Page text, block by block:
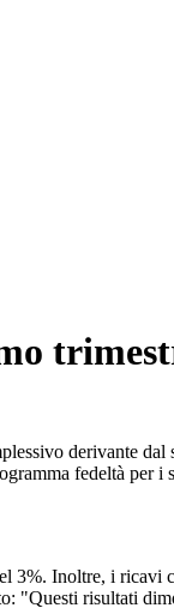
derivante
fedeltà
3%. Inoltre, i ricavi
"Questi risultati